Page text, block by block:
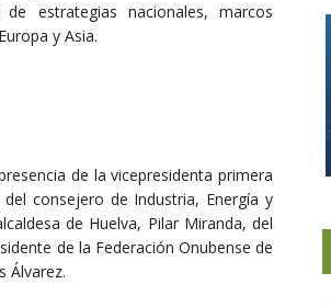
estrategias nacionales, marcos
y Asia.
de la vicepresidenta primera
consejero de Industria, Energía y
de Huelva, Pilar Miranda, del
de la Federación Onubense de
Álvarez.